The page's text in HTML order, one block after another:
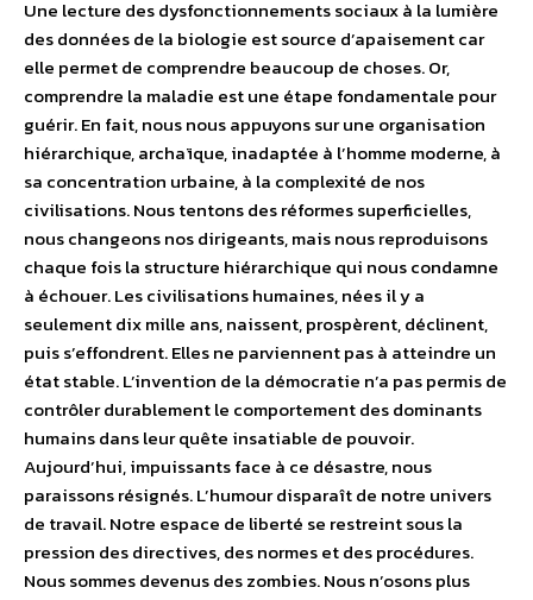
Une lecture des dysfonctionnements sociaux à la lumière
des données de la biologie est source d’apaisement car
elle permet de comprendre beaucoup de choses. Or,
comprendre la maladie est une étape fondamentale pour
guérir. En fait, nous nous appuyons sur une organisation
hiérarchique, archaïque, inadaptée à l’homme moderne, à
sa concentration urbaine, à la complexité de nos
civilisations. Nous tentons des réformes superficielles,
nous changeons nos dirigeants, mais nous reproduisons
chaque fois la structure hiérarchique qui nous condamne
à échouer. Les civilisations humaines, nées il y a
seulement dix mille ans, naissent, prospèrent, déclinent,
puis s’effondrent. Elles ne parviennent pas à atteindre un
état stable. L’invention de la démocratie n’a pas permis de
contrôler durablement le comportement des dominants
humains dans leur quête insatiable de pouvoir.
Aujourd’hui, impuissants face à ce désastre, nous
paraissons résignés. L’humour disparaît de notre univers
de travail. Notre espace de liberté se restreint sous la
pression des directives, des normes et des procédures.
Nous sommes devenus des zombies. Nous n’osons plus